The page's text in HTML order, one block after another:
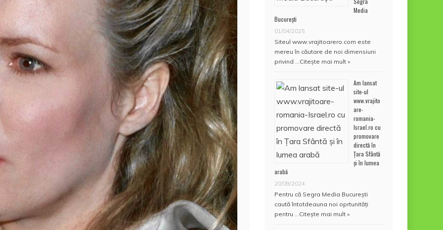
Media
București
01/04/2025
Siteul www.vrajitoarero.com este
mereu în căutare de noi dimensiuni
privind … Citește mai mult »
Am lansat
site-ul
www.vrajito
are-
romania-
Israel.ro cu
promovare
directă în
Țara Sfântă
și în lumea
arabă
20/09/2024
Pentru că Segra Media București
caută întotdeauna noi oprtunități
pentru … Citește mai mult »